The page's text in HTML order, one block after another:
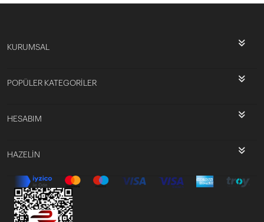
KURUMSAL
POPÜLER KATEGORİLER
HESABIM
HAZELİN